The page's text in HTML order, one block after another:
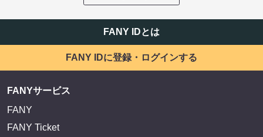
FANY IDとは
FANY IDに登録・ログインする
FANYサービス
FANY
FANY Ticket